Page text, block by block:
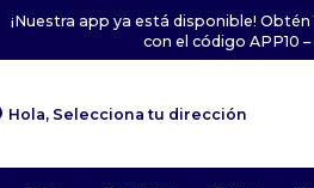
¡Nuestra app ya está disponible!
con el código APP10
Hola, Selecciona tu dirección